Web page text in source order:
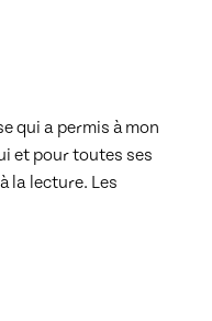
qui a permis à mon
et pour toutes ses
la lecture. Les